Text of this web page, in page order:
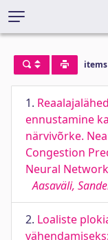
1.
ennustamine
närvivõrke.
Congestion
Neural
Aasaväli,
2. Loaliste